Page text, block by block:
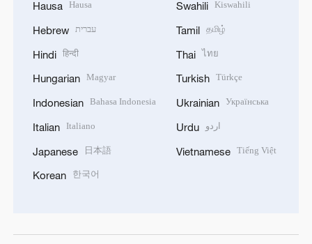
Hausa Hausa
Hebrew עברית
Hindi हिन्दी
Hungarian Magyar
Indonesian Bahasa Indonesia
Italian Italiano
Japanese 日本語
Korean 한국어
Swahili Kiswahili
Tamil தமிழ்
Thai ไทย
Turkish Türkçe
Ukrainian Українська
Urdu اردو
Vietnamese Tiếng Việt